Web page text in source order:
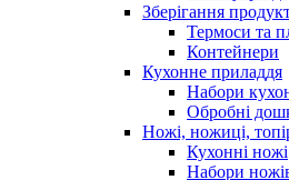
Зберігання
Термоси та
Контейнери
Кухонне приладдя
Набори
Обробні
Ножі, ножиці,
Кухонні ножі
Набори